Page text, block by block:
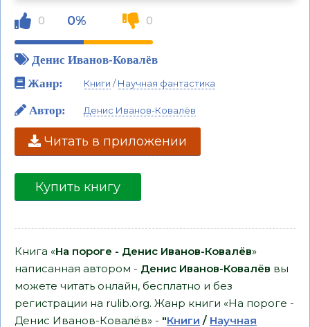
0 0% 0
Денис Иванов-Ковалёв
Жанр:
Книги /Научная фантастика
Автор: Денис Иванов-Ковалёв
Читать в приложении
Купить книгу
Книга «На пороге - Денис Иванов-Ковалёв»
написанная автором - Денис Иванов-Ковалёв вы
можете читать онлайн, бесплатно и без
регистрации на rulib.org. Жанр книги «На пороге -
Денис Иванов-Ковалёв» - "Книги / Научная